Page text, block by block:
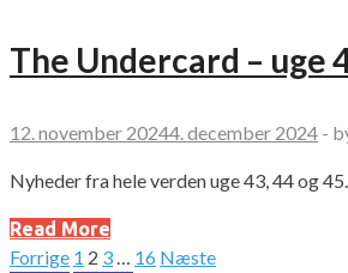
The Undercard – uge
12. november 20244. december 2024 -
Nyheder fra hele verden uge 43, 44 og
Read More
Forrige 1 2 3 … 16 Næste